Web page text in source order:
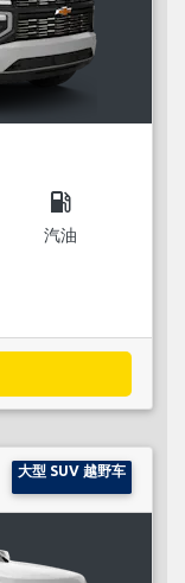
local_gas_station
汽油
大型 SUV 越野车